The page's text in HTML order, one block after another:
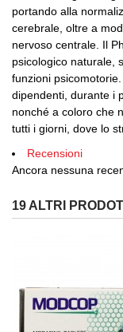
portando alla
cerebrale, oltre a
nervoso centrale. Il
psicologico naturale,
funzioni
dipendenti, durante i
nonché a coloro che
tutti i giorni, dove lo
Recensioni
Ancora nessuna
19 ALTRI